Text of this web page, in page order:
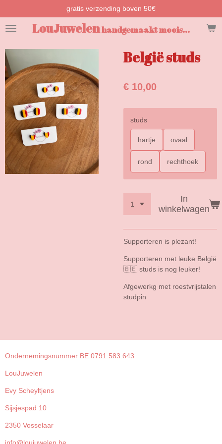
direct
naar
hoofdinhoud
LouJuwelenhandgemaakt moois...
gratis verzending boven 50€
België studs
€ 10,00
studs
hartje ovaal
rond rechthoek
In
winkelwagen
Supporteren is plezant!
Supporteren met leuke België
🇧🇪 studs is nog leuker!
Afgewerkg met roestvrijstalen
studpin
Ondernemingsnummer BE 0791.583.643
LouJuwelen
Evy Scheyltjens
Sijsjespad 10
2350 Vosselaar